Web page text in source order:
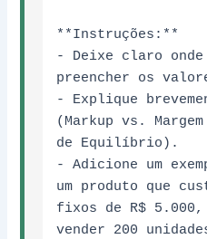
**Instruções:**
- Deixe claro
preencher os
- Explique
(Markup vs.
de Equilíbrio).
- Adicione um
um produto que
fixos de R$ 5.000,
vender 200